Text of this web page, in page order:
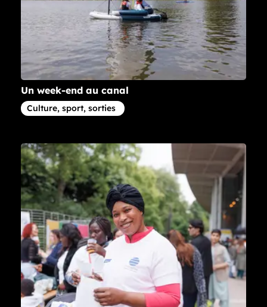
Un week-end au canal
Article concernant la thématique
Culture, sport, sorties